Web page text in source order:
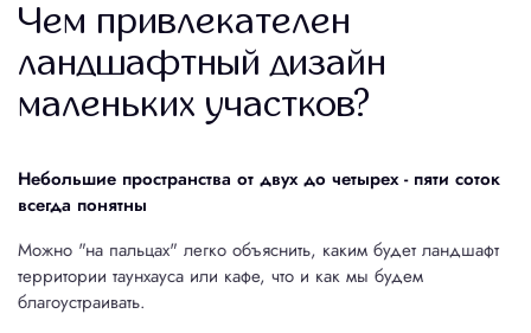
Чем привлекателен
ландшафтный дизайн
маленьких участков?
Небольшие пространства от двух до четырех - пяти соток
всегда понятны
Можно "на пальцах" легко объяснить, каким будет ландшафт
территории таунхауса или кафе, что и как мы будем
благоустраивать.